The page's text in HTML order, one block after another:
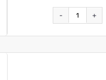
- +